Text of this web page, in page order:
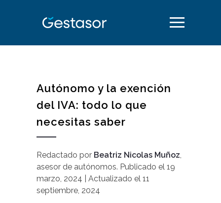
Autónomo y la exención
del IVA: todo lo que
necesitas saber
Redactado por Beatriz Nicolas Muñoz,
asesor de autónomos. Publicado el 19
marzo, 2024 | Actualizado el 11
septiembre, 2024